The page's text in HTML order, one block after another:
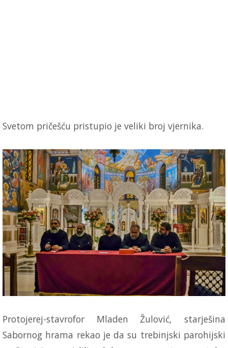
Svetom pričešću pristupio je veliki broj vjernika.
Protojerej-stavrofor Mladen Žulović, starješina
Sabornog hrama rekao je da su trebinjski parohijski